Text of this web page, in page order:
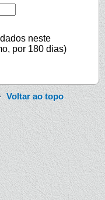
neste
por 180 dias)
Voltar ao topo